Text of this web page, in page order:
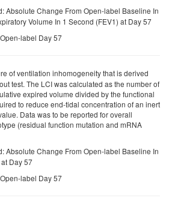
Absolute Change From Open-label Baseline In
Volume In 1 Second (FEV1) at Day 57
label Day 57
of ventilation inhomogeneity that is derived
test. The LCI was calculated as the number of
expired volume divided by the functional
to reduce end-tidal concentration of an inert
Data was to be reported for overall
(residual function mutation and mRNA
Absolute Change From Open-label Baseline In
Day 57
label Day 57